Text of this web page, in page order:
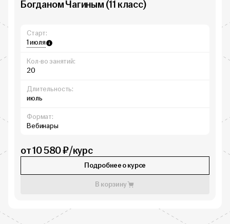
Богданом Чагиным (11 класс)
Старт:
1 июля
Кол-во занятий:
20
Длительность:
июль
Формат:
Вебинары
от 10 580 ₽/курс
Подробнее о курсе
В корзину